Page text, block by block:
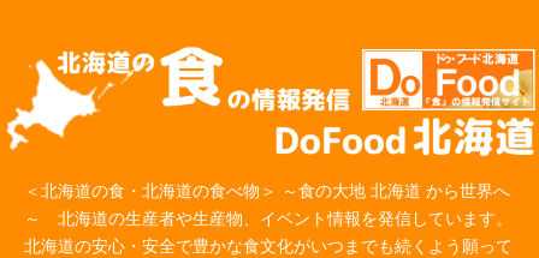
＜北海道の食・北海道の食べ物＞ ～食の大地 北海道 から世界へ
～ 北海道の生産者や生産物、イベント情報を発信しています。
北海道の安心・安全で豊かな食文化がいつまでも続くよう願って